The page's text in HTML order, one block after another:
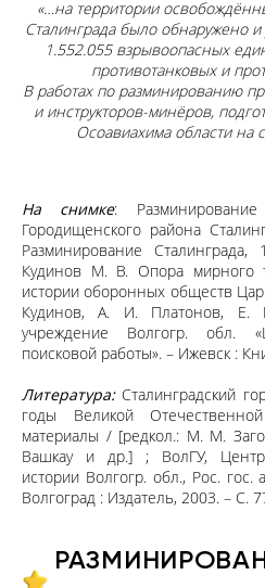
«…на территории
Сталинграда было обнаружено
1.552.055 взрывоопасных
противотанковых и
В работах по разминированию
и инструкторов-минёров,
Осоавиахима области на
На снимке:
Городищенского района
Разминирование
Кудинов М. В. Опора мирного
истории оборонных обществ
Кудинов, А. И. Платонов, Е.
учреждение Волгогр. обл.
поисковой работы». – Ижевск :
Литература:Сталинградский
годы Великой
материалы / [редкол.: М. М.
Вашкау и др.] ; ВолГУ, Центр
истории Волгогр. обл., Рос. гос.
Волгоград : Издатель, 2003. – С.